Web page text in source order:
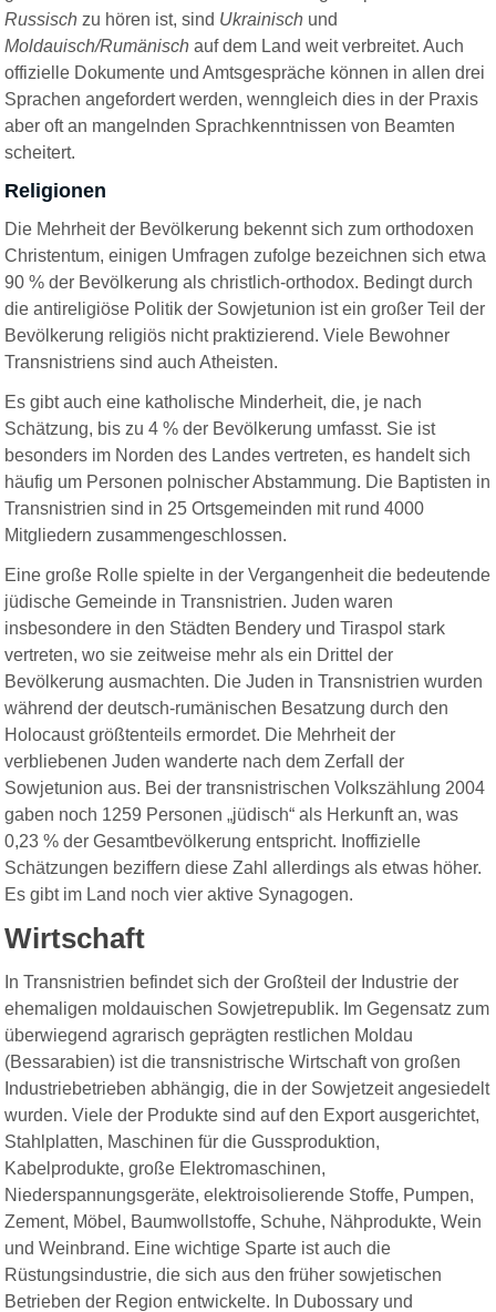
Russisch zu hören ist, sind Ukrainisch und
Moldauisch/Rumänischauf dem Land weit verbreitet. Auch
offizielle Dokumente und Amtsgespräche können in allen drei
Sprachen angefordert werden, wenngleich dies in der Praxis
aber oft an mangelnden Sprachkenntnissen von Beamten
scheitert.
Religionen
Die Mehrheit der Bevölkerung bekennt sich zum orthodoxen
Christentum, einigen Umfragen zufolge bezeichnen sich etwa
90 % der Bevölkerung als christlich-orthodox. Bedingt durch
die antireligiöse Politik der Sowjetunion ist ein großer Teil der
Bevölkerung religiös nicht praktizierend. Viele Bewohner
Transnistriens sind auch Atheisten.
Es gibt auch eine katholische Minderheit, die, je nach
Schätzung, bis zu 4 % der Bevölkerung umfasst. Sie ist
besonders im Norden des Landes vertreten, es handelt sich
häufig um Personen polnischer Abstammung. Die Baptisten in
Transnistrien sind in 25 Ortsgemeinden mit rund 4000
Mitgliedern zusammengeschlossen.
Eine große Rolle spielte in der Vergangenheit die bedeutende
jüdische Gemeinde in Transnistrien. Juden waren
insbesondere in den Städten Bendery und Tiraspol stark
vertreten, wo sie zeitweise mehr als ein Drittel der
Bevölkerung ausmachten. Die Juden in Transnistrien wurden
während der deutsch-rumänischen Besatzung durch den
Holocaust größtenteils ermordet. Die Mehrheit der
verbliebenen Juden wanderte nach dem Zerfall der
Sowjetunion aus. Bei der transnistrischen Volkszählung 2004
gaben noch 1259 Personen „jüdisch“ als Herkunft an, was
0,23 % der Gesamtbevölkerung entspricht. Inoffizielle
Schätzungen beziffern diese Zahl allerdings als etwas höher.
Es gibt im Land noch vier aktive Synagogen.
Wirtschaft
In Transnistrien befindet sich der Großteil der Industrie der
ehemaligen moldauischen Sowjetrepublik. Im Gegensatz zum
überwiegend agrarisch geprägten restlichen Moldau
(Bessarabien) ist die transnistrische Wirtschaft von großen
Industriebetrieben abhängig, die in der Sowjetzeit angesiedelt
wurden. Viele der Produkte sind auf den Export ausgerichtet,
Stahlplatten, Maschinen für die Gussproduktion,
Kabelprodukte, große Elektromaschinen,
Niederspannungsgeräte, elektroisolierende Stoffe, Pumpen,
Zement, Möbel, Baumwollstoffe, Schuhe, Nähprodukte, Wein
und Weinbrand. Eine wichtige Sparte ist auch die
Rüstungsindustrie, die sich aus den früher sowjetischen
Betrieben der Region entwickelte. In Dubossary und